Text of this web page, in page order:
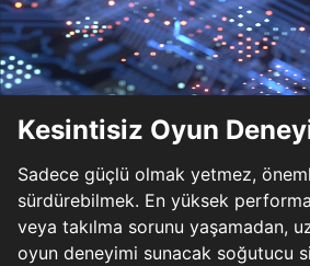
Kesintisiz Oyun
Sadece güçlü olmak yetmez,
sürdürebilmek. En yüksek
veya takılma sorunu yaşamadan,
oyun deneyimi sunacak soğutucu